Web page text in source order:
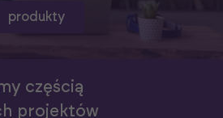
produkty
częścią
projektów